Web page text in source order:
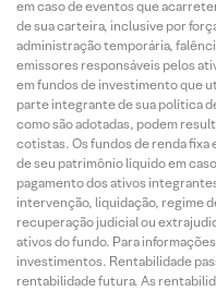
em caso de eventos que
de sua carteira, inclusive por
administração temporária,
emissores responsáveis pelos
em fundos de investimento que
parte integrante de sua política
como são adotadas, podem
cotistas. Os fundos de renda
de seu patrimônio líquido em
pagamento dos ativos
intervenção, liquidação, regime
recuperação judicial ou
ativos do fundo. Para
investimentos. Rentabilidade
rentabilidade futura. As